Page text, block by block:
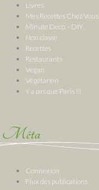
Livres
Mes Recettes Chez Vous
Minute Deco – DIY
Non classé
Recettes
Restaurants
Vegan
Végétarien
Y a pas que Paris !!!
Méta
Connexion
Flux des publications